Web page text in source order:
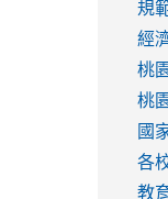
to
規
經
桃
桃
國
各
教